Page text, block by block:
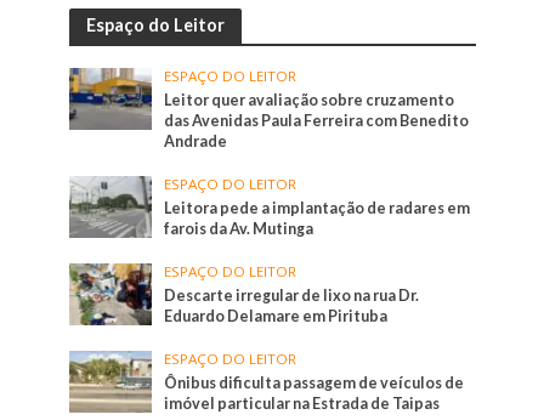
Espaço do Leitor
ESPAÇO DO LEITOR
Leitor quer avaliação sobre cruzamento
das Avenidas Paula Ferreira com Benedito
Andrade
ESPAÇO DO LEITOR
Leitora pede a implantação de radares em
farois da Av. Mutinga
ESPAÇO DO LEITOR
Descarte irregular de lixo na rua Dr.
Eduardo Delamare em Pirituba
ESPAÇO DO LEITOR
Ônibus dificulta passagem de veículos de
imóvel particular na Estrada de Taipas